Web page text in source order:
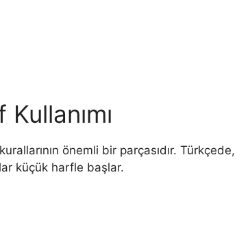
önemli bir parçasıdır. Türkçede,
küçük harfle başlar.